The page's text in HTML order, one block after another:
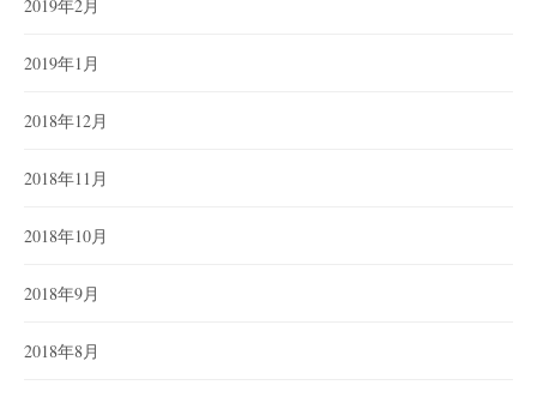
2019年2月
2019年1月
2018年12月
2018年11月
2018年10月
2018年9月
2018年8月